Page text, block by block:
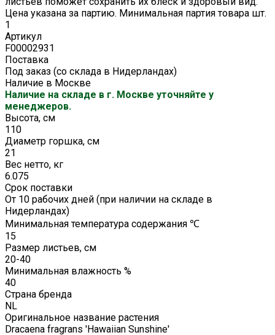
Цена указана за партию. Минимальная партия товара шт.
1
Артикул
F00002931
Поставка
Под заказ (со склада в Нидерландах)
Наличие в Москве
Наличие на складе в г. Москве уточняйте у
менеджеров.
Высота, см
110
Диаметр горшка, см
21
Вес нетто, кг
6.075
Срок поставки
От 10 рабочих дней (при наличии на складе в
Нидерландах)
Минимальная температура содержания ℃
15
Размер листьев, см
20-40
Минимальная влажность %
40
Страна бренда
NL
Оригинальное название растения
Dracaena fragrans 'Hawaiian Sunshine'